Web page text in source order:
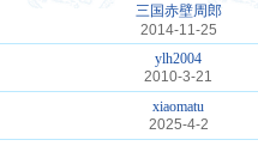
三国赤壁周郎
2014-11-25
ylh2004
2010-3-21
xiaomatu
2025-4-2